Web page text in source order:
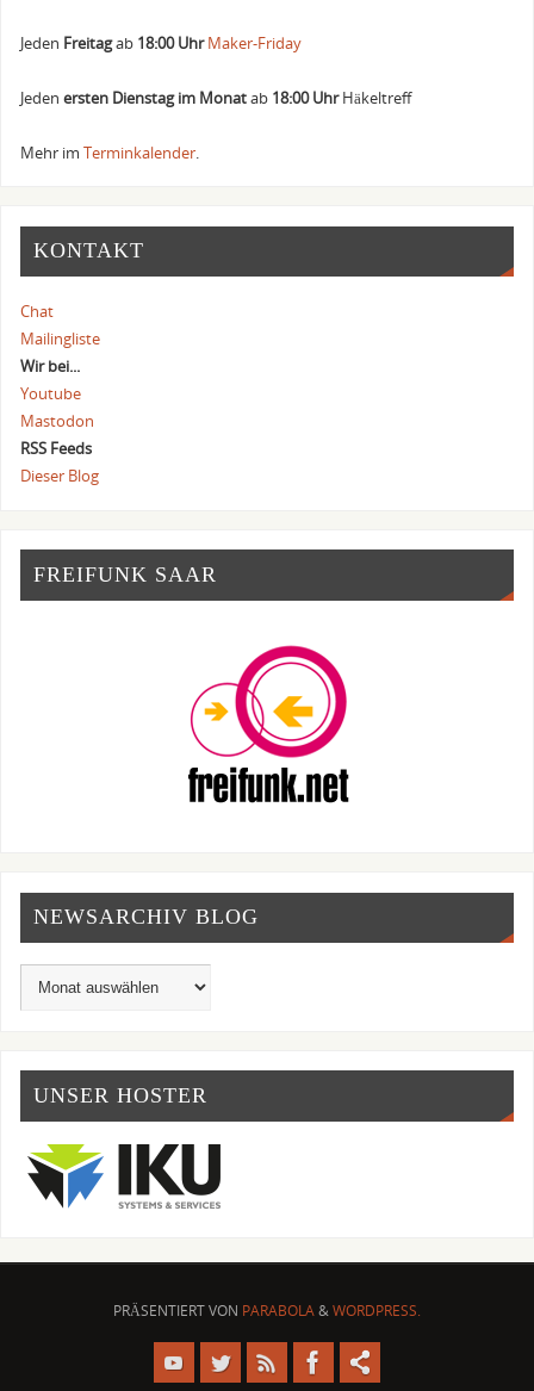
Jeden Freitagab 18:00 Uhr Maker-Friday
Jedenersten Dienstag im Monatab 18:00 UhrHäkeltreff
Mehr imTerminkalender.
KONTAKT
Chat
Mailingliste
Wir bei...
Youtube
Mastodon
RSS Feeds
Dieser Blog
FREIFUNK SAAR
NEWSARCHIV BLOG
UNSER HOSTER
PRÄSENTIERT VON PARABOLA&WORDPRESS.